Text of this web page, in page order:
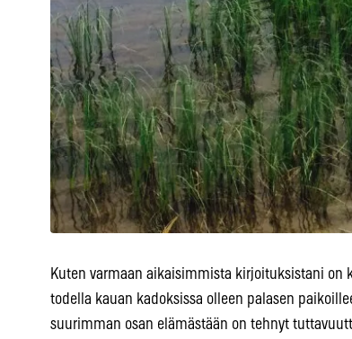
Kuten varmaan aikaisimmista kirjoituksistani on
todella kauan kadoksissa olleen palasen
suurimman osan elämästään on tehnyt